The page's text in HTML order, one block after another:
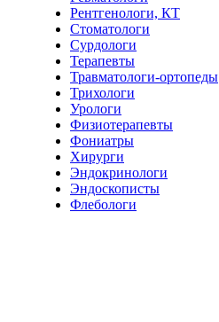
Рентгенологи, КТ
Стоматологи
Сурдологи
Терапевты
Травматологи-ортопеды
Трихологи
Урологи
Физиотерапевты
Фониатры
Хирурги
Эндокринологи
Эндоскописты
Флебологи